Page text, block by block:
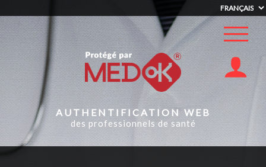
AUTHENTIFICATION WEB
des professionnels de santé